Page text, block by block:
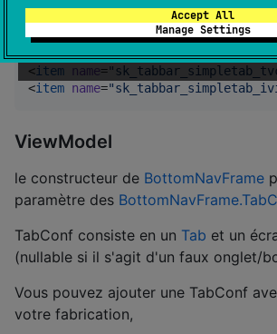
Accept All
Manage Settings
<item name="
<item name="
<item name="
<item name="
ViewModel
le constructeur de BottomNavFrame
paramètre des
TabConf consiste en un Tab et un
(nullable si il s'agit d'un faux onglet/
Vous pouvez ajouter une TabConf
votre fabrication,